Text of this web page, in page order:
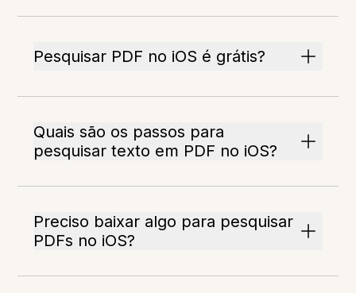
Pesquisar PDF no iOS é grátis?
Quais são os passos para
pesquisar texto em PDF no iOS?
Preciso baixar algo para pesquisar
PDFs no iOS?